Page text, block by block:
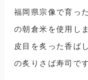
福岡県宗像で育っ
の朝倉米を使用し
皮目を炙った香ば
の炙りさば寿司です